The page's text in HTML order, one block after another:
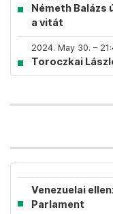
Németh Balázs
a vitát
2024. May 30. –
Toroczkai
Venezuelai
Parlament